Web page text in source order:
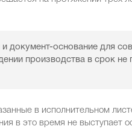
документ-основание для
производства в срок не
в исполнительном
в это время не выступает